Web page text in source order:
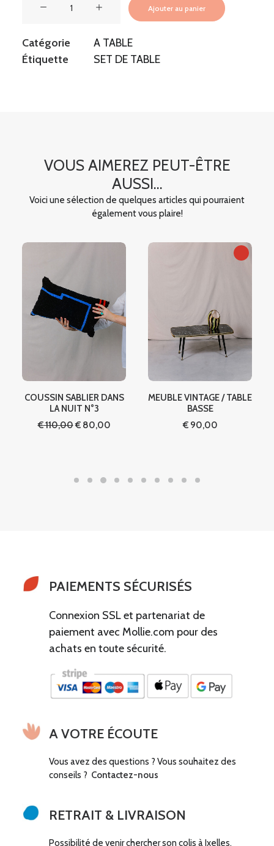
était :
est :
SET
IRACA
Ajouter au panier
Catégorie
A TABLE
Étiquette
SET DE TABLE
VOUS AIMEREZ PEUT-ÊTRE
AUSSI...
Voici une sélection de quelques articles qui pourraient
également vous plaire!
COUSSIN SABLIER DANS
LA NUIT N°3
€110,00Le
€80,00Le
MEUBLE VINTAGE / TABLE
BASSE
€90,00
PAIEMENTS SÉCURISÉS
Connexion SSL et partenariat de
paiement avec Mollie.com pour des
achats en toute sécurité.
A VOTRE ÉCOUTE
Vous avez des questions ? Vous souhaitez des
conseils ? Contactez-nous
RETRAIT & LIVRAISON
Possibilité de venir chercher son colis à Ixelles.